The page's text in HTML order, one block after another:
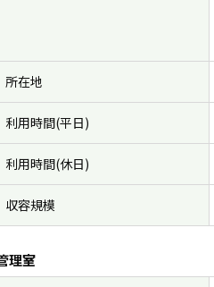
所在地
利用時間(平日)
利用時間(休日)
収容規模
理室